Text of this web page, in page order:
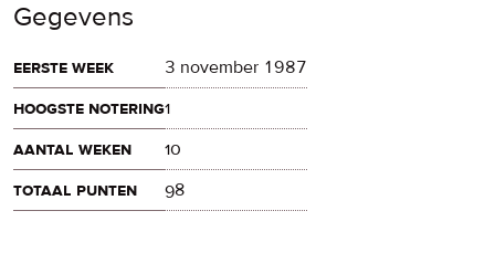
Gegevens
eerste week
3 november 1987
hoogste notering1
aantal weken
10
totaal punten
98